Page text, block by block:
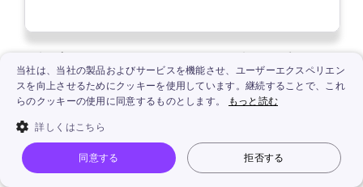
有料プラン「Canva Pro」は、2つの料金体系があり
ます。
年額プラン：12,000円／年（月1,000円）
有料プランに加入すると、AI画像拡張のみならず、多
当社は、当社の製品およびサービスを機能させ、ユーザーエクスペリエン
スを向上させるためにクッキーを使用しています。継続することで、これ
らのクッキーの使用に同意するものとします。
もっと読む
詳しくはこちら
同意する 拒否する